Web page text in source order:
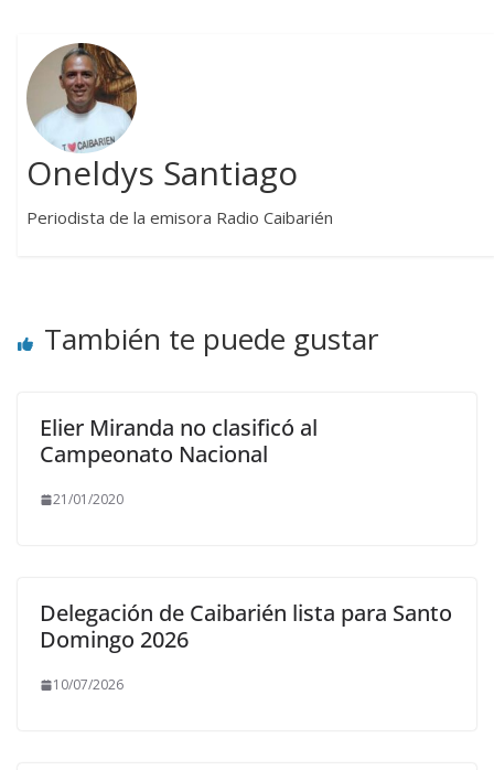
Oneldys Santiago
Periodista de la emisora Radio Caibarién
También te puede gustar
Elier Miranda no clasificó al
Campeonato Nacional
21/01/2020
Delegación de Caibarién lista para Santo
Domingo 2026
10/07/2026